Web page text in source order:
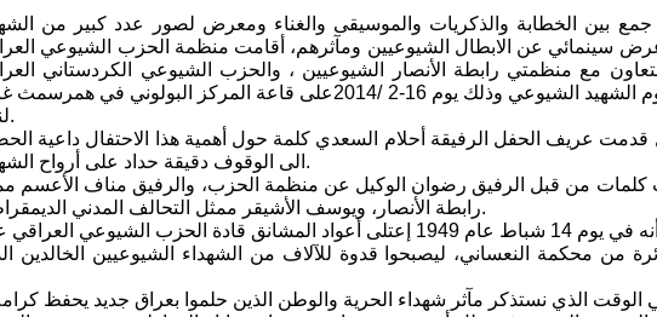
بين الخطابة والذكريات والموسيقى والغناء ومعرض لصور عدد كبير من
سينمائي عن الابطال الشيوعيين ومآثرهم، أقامت منظمة الحزب الشيوعي
مع منظمتي رابطة الأنصار الشيوعيين ، والحزب الشيوعي الكردستاني
حفلا بمناسبة يوم الشهيد الشيوعي وذلك يوم 16-2 /2014على قاعة المركز البولوني في
لندن.
قدمت عريف الحفل الرفيقة أحلام السعدي كلمة حول أهمية هذا الاحتفال داعية
الى الوقوف دقيقة حداد على أرواح الشهداء.
كلمات من قبل الرفيق رضوان الوكيل عن منظمة الحزب، والرفيق مناف الأعسم
رابطة الأنصار، ويوسف الأشيقر ممثل التحالف المدني الديمقراطي.
أكد المتحدثون أنه في يوم 14 شباط عام 1949 إعتلى أعواد المشانق قادة الحزب الشيوعي
من محكمة النعساني، ليصبحوا قدوة للآلاف من الشهداء الشيوعيين الخالدين
الوقت الذي نستذكر مآثر شهداء الحرية والوطن الذين حلموا بعراق جديد يحفظ